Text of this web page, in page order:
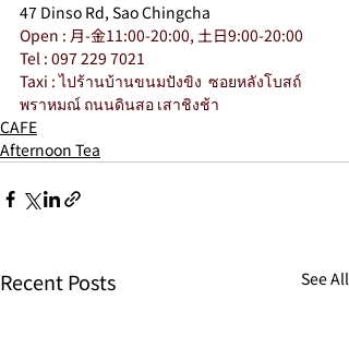
47 Dinso Rd, Sao Chingcha
Open : 月-金11:00-20:00, 土日9:00-20:00
Tel : 097 229 7021
Taxi : ไปร้านบ้านขนมปังขิง  ซอยหลังโบสถ์
พราหมณ์ ถนนดินสอ เสาชิงช้า
CAFE
Afternoon Tea
Recent Posts See All